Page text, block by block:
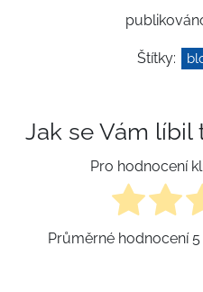
Štítky:
Jak se Vám líbil
Pro hodnocení
Průměrné hodnocení5